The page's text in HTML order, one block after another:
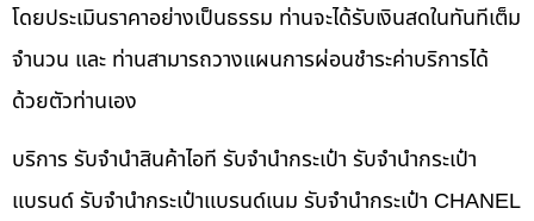
โดยประเมินราคาอย่างเป็นธรรม ท่านจะได้รับเงินสดในทันทีเต็ม
จำนวน และ ท่านสามารถวางแผนการผ่อนชำระค่าบริการได้
ด้วยตัวท่านเอง
บริการ รับจำนำสินค้าไอที รับจำนำกระเป๋า รับจำนำกระเป๋า
แบรนด์ รับจำนำกระเป๋าแบรนด์เนม รับจำนำกระเป๋า CHANEL